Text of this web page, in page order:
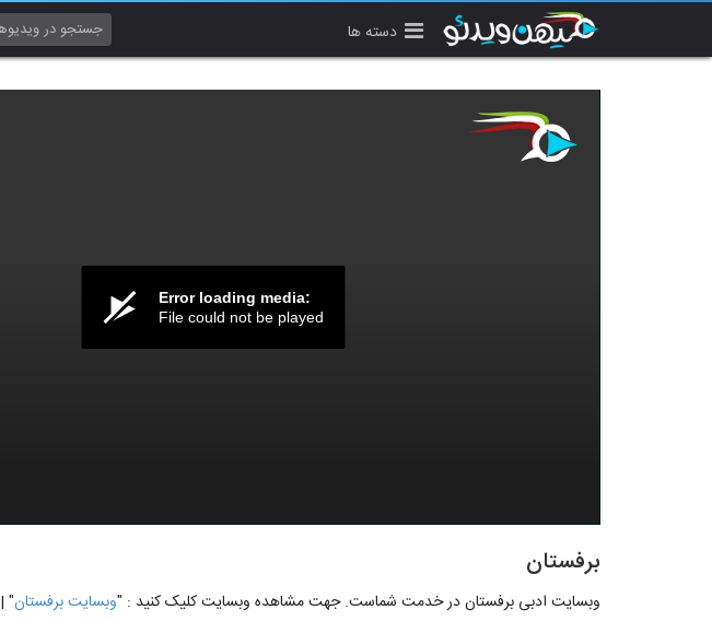
دسته ها
Error loading media:
File could not be played
برفستان
وبسایت ادبی برفستان در خدمت شماست. جهت مشاهده وبسایت کلیک کنید : "وبسایت برفستان" |